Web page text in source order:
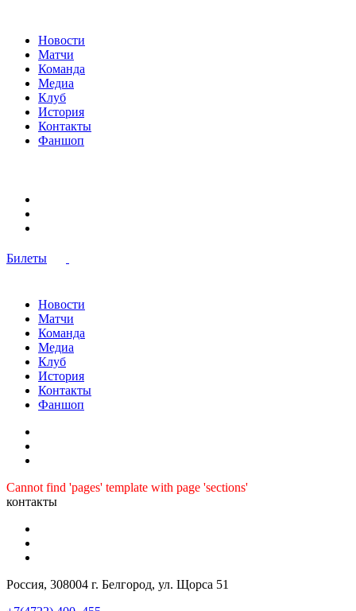
Новости
Матчи
Команда
Медиа
Клуб
История
Контакты
Фаншоп
Билеты
Новости
Матчи
Команда
Медиа
Клуб
История
Контакты
Фаншоп
Cannot find 'pages' template with page 'sections'
контакты
Россия, 308004 г. Белгород, ул. Щорса 51